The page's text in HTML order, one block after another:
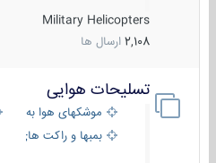
Military Helicopters
2,108 ارسال ها
تسلیحات هوایی
موشکهای هوا به هوا
بمبها و راکت های هوایی